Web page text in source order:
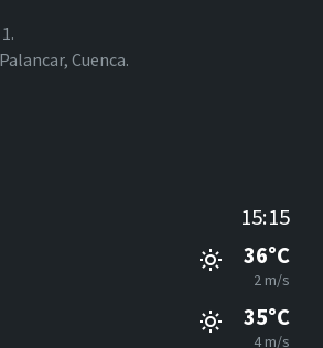
Cuenca.
15:15
36°C
2 m/s
35°C
4 m/s